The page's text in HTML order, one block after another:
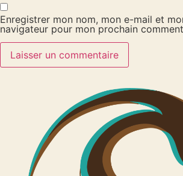
Enregistrer mon nom, mon e-mail et
navigateur pour mon prochain